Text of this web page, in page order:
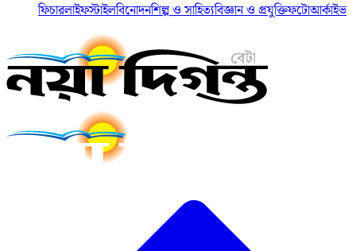
ফিচারলাইফস্টাইলবিনোদনশিল্প ও সাহিত্যবিজ্ঞান ও প্রযুক্তিফটোআর্কাইভ